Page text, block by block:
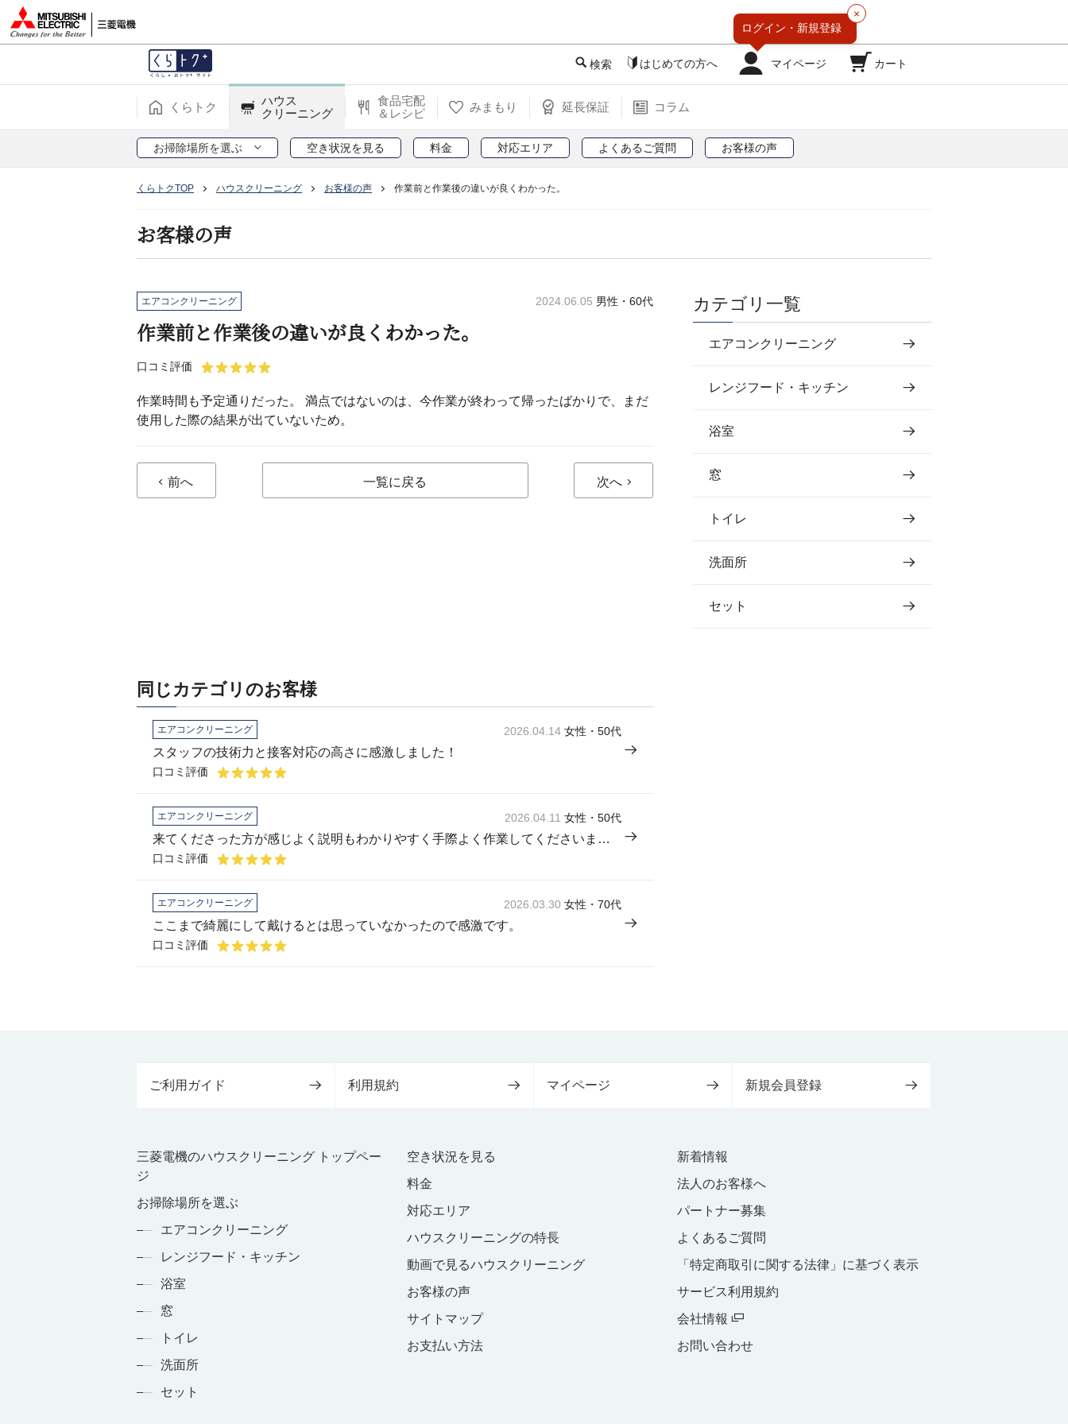
検索 はじめての方へ マイページ
×
ログイン・ 新規登録
カート
くらトク
ハウス
クリーニング
食品宅配
＆レシピ
みまもり 延長保証 コラム
お掃除場所を選ぶ 空き状況を見る 料金 対応エリア よくあるご質問 お客様の声
くらトクTOP ハウスクリーニング お客様の声 作業前と作業後の違いが良くわかった。
お客様の声
エアコンクリーニング 2024.06.05 男性・60代
作業前と作業後の違いが良くわかった。
口コミ評価
作業時間も予定通りだった。 満点ではないのは、今作業が終わって帰ったばかりで、まだ
使用した際の結果が出ていないため。
前へ 一覧に戻る 次へ
カテゴリ一覧
エアコンクリーニング
レンジフード・キッチン
浴室
窓
トイレ
洗面所
セット
同じカテゴリのお客様
エアコンクリーニング 2026.04.14 女性・50代
スタッフの技術力と接客対応の高さに感激しました！
口コミ評価
エアコンクリーニング 2026.04.11 女性・50代
来てくださった方が感じよく説明もわかりやすく手際よく作業してくださいました。
口コミ評価
エアコンクリーニング 2026.03.30 女性・70代
ここまで綺麗にして戴けるとは思っていなかったので感激です。
口コミ評価
ご利用ガイド 利用規約 マイページ 新規会員登録
三菱電機のハウスクリーニング トップペー
ジ
お掃除場所を選ぶ
エアコンクリーニング
レンジフード・キッチン
浴室
窓
トイレ
洗面所
セット
空き状況を見る
料金
対応エリア
ハウスクリーニングの特長
動画で見るハウスクリーニング
お客様の声
サイトマップ
お支払い方法
新着情報
法人のお客様へ
パートナー募集
よくあるご質問
「特定商取引に関する法律」に基づく表示
サービス利用規約
会社情報
お問い合わせ